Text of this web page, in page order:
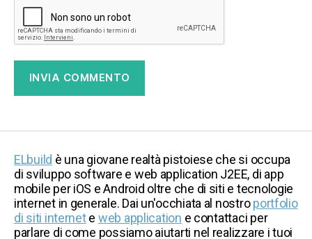
ELbuild è una giovane realtà pistoiese che si occupa
di sviluppo software e web application J2EE, di app
mobile per iOS e Android oltre che di siti e tecnologie
internet in generale. Dai un'occhiata al nostroportfolio
di siti internete web application e contattaci per
parlare di come possiamo aiutarti nel realizzare i tuoi